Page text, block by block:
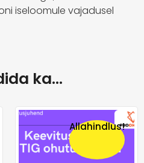
iseloomule vajadusel
ka…
Allahindlus!